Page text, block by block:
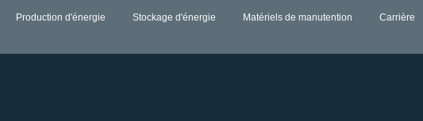
Production d'énergie Stockage d'énergie Matériels de manutention
Carrière